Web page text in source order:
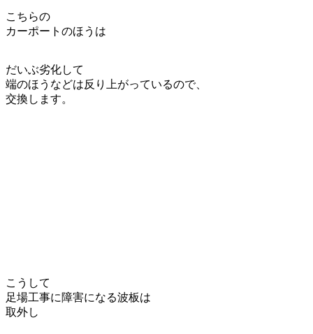
こちらの
カーポートのほうは
だいぶ劣化して
端のほうなどは反り上がっているので、
交換します。
こうして
足場工事に障害になる波板は
取外し